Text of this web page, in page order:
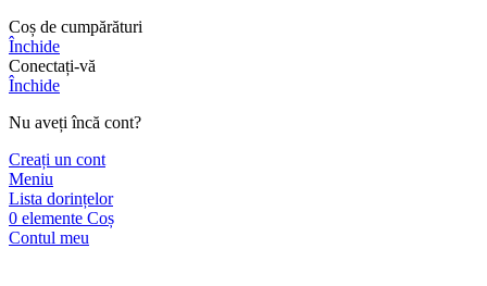
Coș de cumpărături
Închide
Conectați-vă
Închide
Nu aveți încă cont?
Creați un cont
Meniu
Lista dorințelor
0 elemente Coș
Contul meu